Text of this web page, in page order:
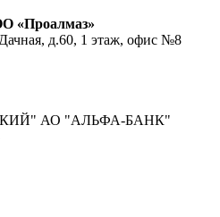
«Проалмаз»
д.60, 1 этаж, офис №8
АО "АЛЬФА-БАНК"